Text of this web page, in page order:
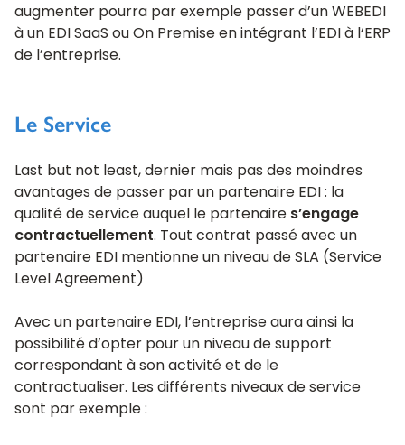
augmenter pourra par exemple passer d’un WEBEDI
à un EDI SaaS ou On Premise en intégrant l’EDI à l‘ERP
de l’entreprise.
Le Service
Last but not least, dernier mais pas des moindres
avantages de passer par un partenaire EDI : la
qualité de service auquel le partenaire s’engage
contractuellement. Tout contrat passé avec un
partenaire EDI mentionne un niveau de SLA (Service
Level Agreement)
Avec un partenaire EDI, l’entreprise aura ainsi la
possibilité d’opter pour un niveau de support
correspondant à son activité et de le
contractualiser. Les différents niveaux de service
sont par exemple :